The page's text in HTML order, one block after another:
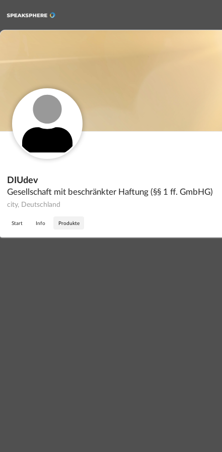
DIUdev
Gesellschaft mit beschränkter Haftung (§§ 1 ff. GmbHG)
city, Deutschland
Start Info Produkte